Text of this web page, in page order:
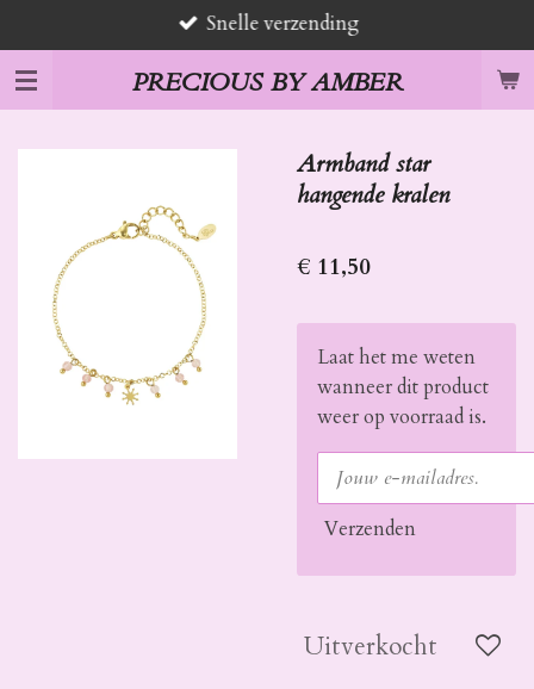
direct
naar
de
hoofdinhoud
PRECIOUS BY AMBER
Snelle verzending
Armband star
hangende kralen
€ 11,50
Laat het me weten
wanneer dit product
weer op voorraad is.
Verzenden
Uitverkocht